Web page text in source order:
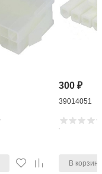
300₽
39014051
В корзину